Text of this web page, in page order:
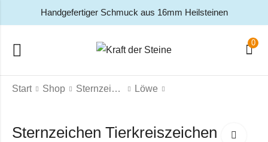
Handgefertiger Schmuck aus 16mm Heilsteinen
0
Start Shop Sternzeichen Löwe
Sternzeichen Tierkreiszeichen